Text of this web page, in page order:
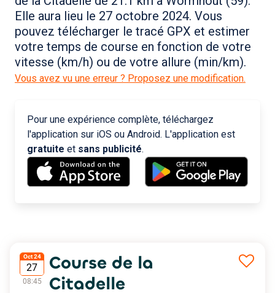
Elle aura lieu le 27 octobre 2024. Vous
pouvez télécharger le tracé GPX et estimer
votre temps de course en fonction de votre
vitesse (km/h) ou de votre allure (min/km).
Vous avez vu une erreur ? Proposez une modification.
Pour une expérience complète, téléchargez
l'application sur iOS ou Android. L'application est
gratuite et sans publicité.